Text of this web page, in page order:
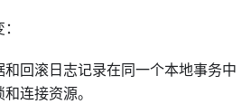
回滚日志记录在同一个本地事务中
连接资源。